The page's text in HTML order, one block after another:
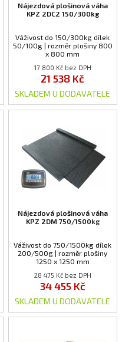
Nájezdová plošinová váha
KPZ 2DC2 150/300kg
Váživost do 150/300kg dílek
50/100g | rozměr plošiny 800
x 800 mm
17 800 Kč bez DPH
21 538 Kč
SKLADEM U DODAVATELE
Nájezdová plošinová váha
KPZ 2DM 750/1500kg
Váživost do 750/1500kg dílek
200/500g | rozměr plošiny
1250 x 1250 mm
28 475 Kč bez DPH
34 455 Kč
SKLADEM U DODAVATELE